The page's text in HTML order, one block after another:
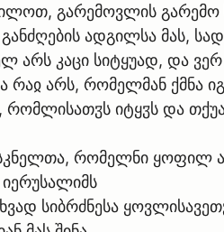
გარემოვლის გარემო
ადგილსა მას,
არს კაცი სიტყუად, და
რაჲ არს, რომელმან ქმნა
რომლისათჳს იტყჳს და
რომელნი ყოფილ
სიბრძნესა